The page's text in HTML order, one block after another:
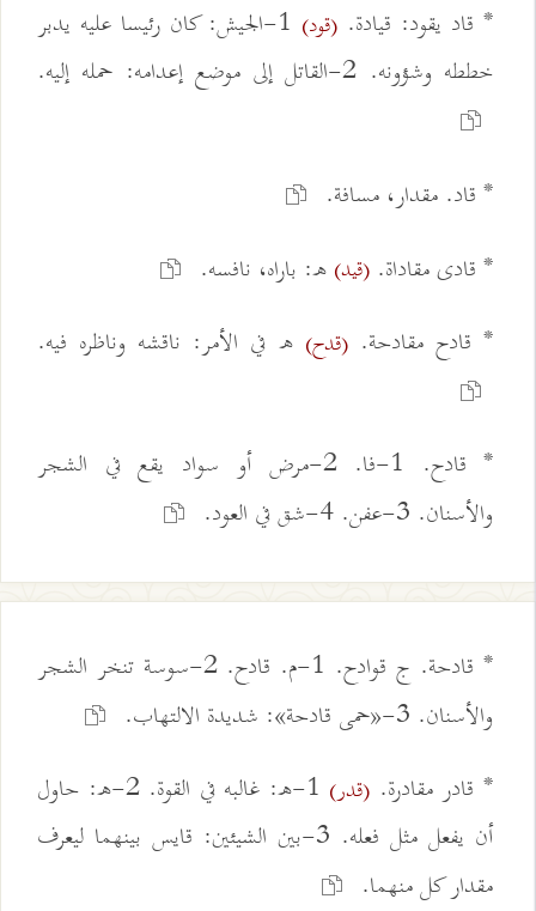
* قاد يقود: قيادة. (قود)
1-الجيش: كان رئيسا عليه يدبر
خططه وشؤونه. 2-القاتل إلى موضع إعدامه: حمله إليه.
* قاد. مقدار، مسافة.
* قادى مقاداة. (قيد)ه: باراه، نافسه.
* قادح مقادحة.(قدح) ه في الأمر: ناقشه وناظره فيه.
* قادح. 1-فا. 2-مرض أو سواد يقع في الشجر
والأسنان. 3-عفن. 4-شق في العود.
* قادحة. ج قوادح. 1-م. قادح. 2-سوسة تنخر الشجر
والأسنان. 3-«حمى قادحة»: شديدة الالتهاب.
* قادر مقادرة. (قدر)
1-ه: غالبه في القوة. 2-ه: حاول
أن يفعل مثل فعله. 3-بين الشيئين: قايس بينهما ليعرف
مقدار كل منهما.